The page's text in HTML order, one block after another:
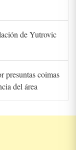
de Yutrovic
presuntas coimas
del área